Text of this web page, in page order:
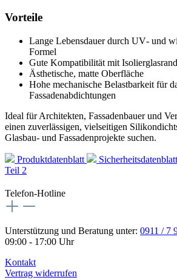
Vorteile
Lange Lebensdauer durch UV‑ und
Formel
Gute Kompatibilität mit
Ästhetische, matte Oberfläche
Hohe mechanische Belastbarkeit für
Fassadenabdichtungen
Ideal für Architekten, Fassadenbauer und
einen zuverlässigen, vielseitigen
Glasbau‑ und Fassadenprojekte suchen.
Produktdatenblatt Sicherheitsdatenblatt
Teil 2
Telefon-Hotline
Unterstützung und Beratung unter: 0911 / 7
09:00 - 17:00 Uhr
Kontakt
Vertrag widerrufen